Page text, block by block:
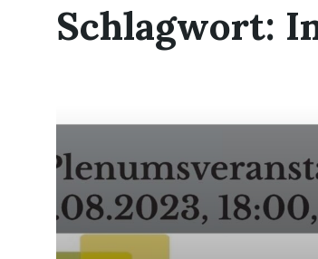
Schlagwort:
erfahren